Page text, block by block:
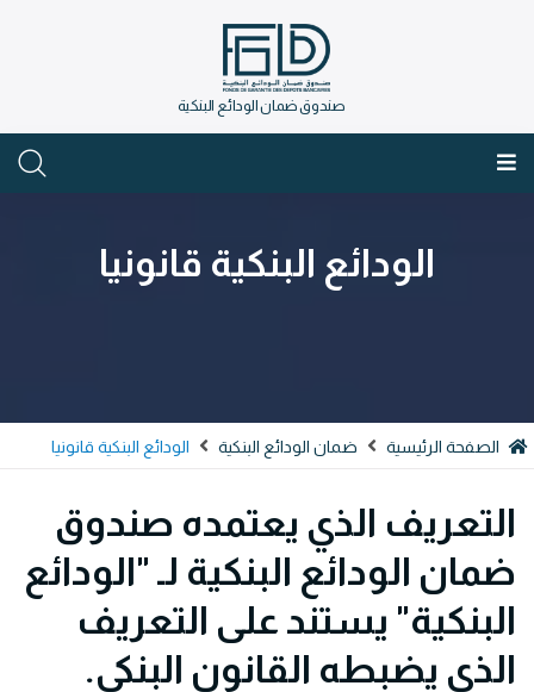
صندوق ضمان الودائع البنكية
الودائع البنكية قانونيا
الصفحة الرئيسية ضمان الودائع البنكية الودائع البنكية قانونيا
التعريف الذي يعتمده صندوق
ضمان الودائع البنكية لـ "الودائع
البنكية" يستند على التعريف
الذي يضبطه القانون البنكي.